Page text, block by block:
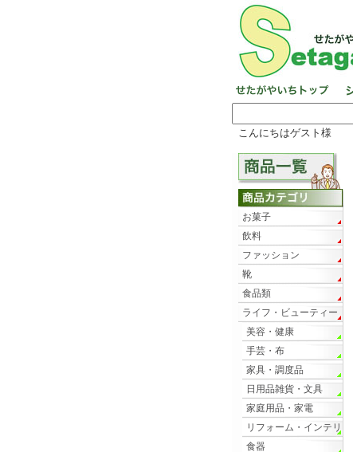
こんにちはゲスト様
お菓子
飲料
ファッション
靴
食品類
ライフ・ビューティー
美容・健康
手芸・布
家具・調度品
日用品雑貨・文具
家庭用品・家電
リフォーム・インテリ
ア
食器